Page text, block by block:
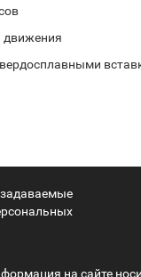
движения
на сайте